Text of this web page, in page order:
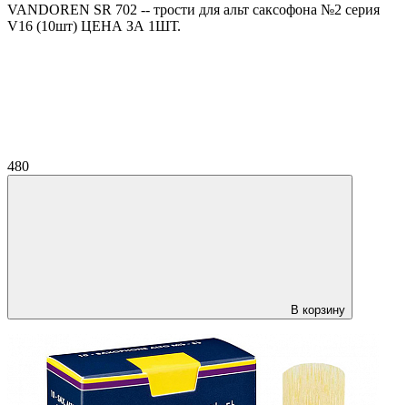
VANDOREN SR 702 -- трости для альт саксофона №2 серия
V16 (10шт) ЦЕНА ЗА 1ШТ.
480
В корзину